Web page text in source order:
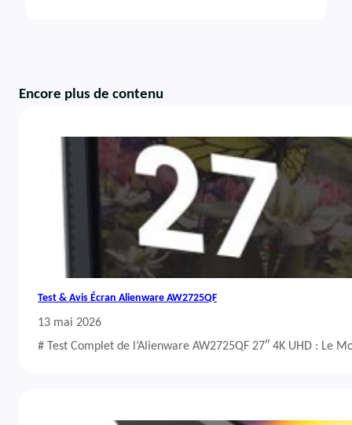
Encore plus de contenu
Test & Avis Écran Alienware AW2725QF
13 mai 2026
# Test Complet de l’Alienware AW2725QF 27″ 4K UHD : Le